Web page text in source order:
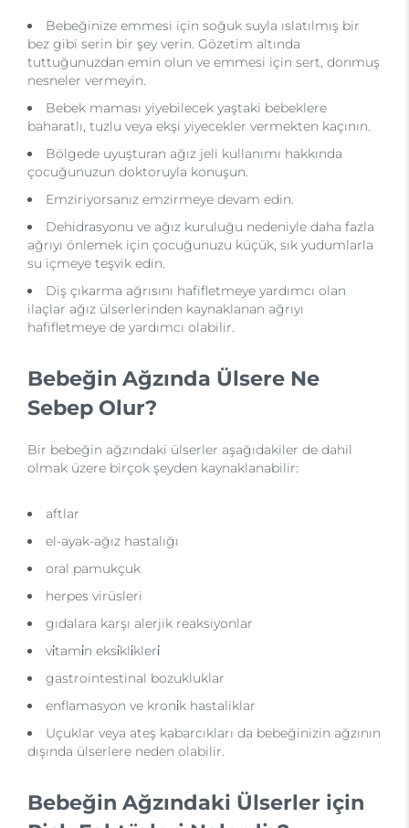
Bebeğinize emmesi için soğuk suyla ıslatılmış bir
bez gibi serin bir şey verin. Gözetim altında
tuttuğunuzdan emin olun ve emmesi için sert, donmuş
nesneler vermeyin.
Bebek maması yiyebilecek yaştaki bebeklere
baharatlı, tuzlu veya ekşi yiyecekler vermekten kaçının.
Bölgede uyuşturan ağız jeli kullanımı hakkında
çocuğunuzun doktoruyla konuşun.
Emziriyorsanız emzirmeye devam edin.
Dehidrasyonu ve ağız kuruluğu nedeniyle daha fazla
ağrıyı önlemek için çocuğunuzu küçük, sık yudumlarla
su içmeye teşvik edin.
Diş çıkarma ağrısını hafifletmeye yardımcı olan
ilaçlar ağız ülserlerinden kaynaklanan ağrıyı
hafifletmeye de yardımcı olabilir.
Bebeğin Ağzında Ülsere Ne
Sebep Olur?
Bir bebeğin ağzındaki ülserler aşağıdakiler de dahil
olmak üzere birçok şeyden kaynaklanabilir:
aftlar
el-ayak-ağız hastalığı
oral pamukçuk
herpes virüsleri
gıdalara karşı alerjik reaksiyonlar
vi̇tami̇n eksi̇kli̇kleri̇
gastrointestinal bozukluklar
enflamasyon ve kroni̇k hastaliklar
Uçuklar veya ateş kabarcıkları da bebeğinizin ağzının
dışında ülserlere neden olabilir.
Bebeğin Ağzındaki Ülserler için